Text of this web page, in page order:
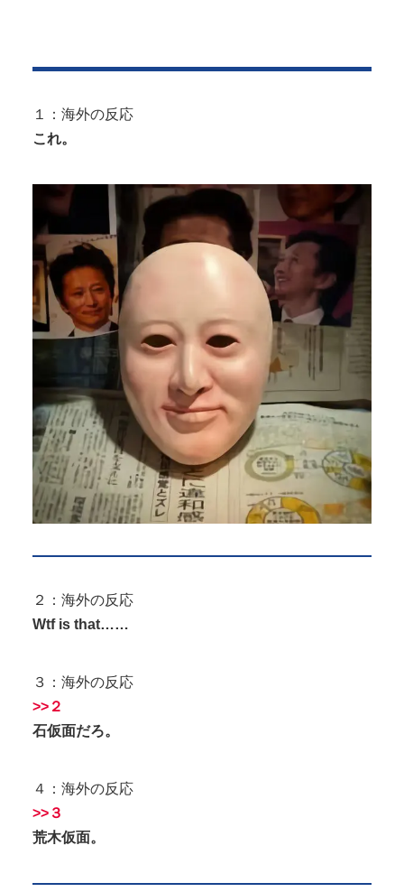
カップ4強にも疑いの視線が向
Powered by livedoor 相互RSS
左翼市民団体、広島では通用せず「人殺しの汚い足
で広島の土を踏むな！」→広島県民「...
Powered by livedoor 相互RSS
１：海外の反応
これ。
２：海外の反応
Wtf is that……
３：海外の反応
>>２
石仮面だろ。
４：海外の反応
>>３
荒木仮面。